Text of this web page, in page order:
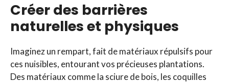
Créer des barrières
naturelles et physiques
Imaginez un rempart, fait de matériaux répulsifs pour
ces nuisibles, entourant vos précieuses plantations.
Des matériaux comme la sciure de bois, les coquilles